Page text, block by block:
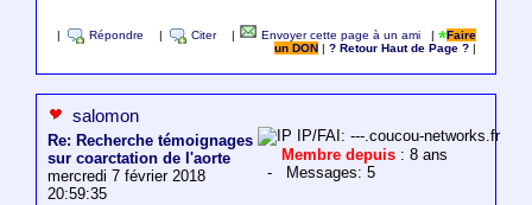
Répondre Citer Envoyer cette page à un ami |
Faire
un DON
|? Retour Haut de Page ?
salomon
Re: Recherche témoignages
sur coarctation de l'aorte
mercredi 7 février 2018
20:59:35
IP/FAI: ---.coucou-networks.fr
Membre depuis : 8 ans
- Messages: 5